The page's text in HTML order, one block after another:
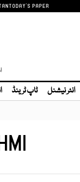
TODAY'S PAPER
انٹر نیشنل ٹاپ ٹرینڈ